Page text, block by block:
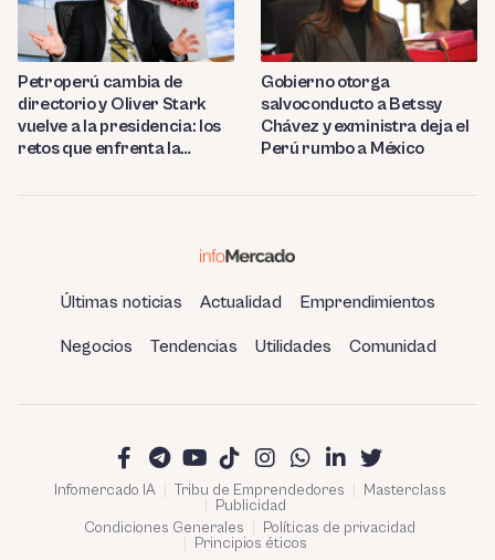
Petroperú cambia de
directorio y Oliver Stark
vuelve a la presidencia: los
retos que enfrenta la
Gobierno otorga
salvoconducto a Betssy
Chávez y exministra deja el
Perú rumbo a México
Últimas noticias Actualidad Emprendimientos
Negocios Tendencias Utilidades Comunidad
Infomercado IA Tribu de Emprendedores
Masterclass
Publicidad
Condiciones Generales
Políticas de privacidad
Principios éticos